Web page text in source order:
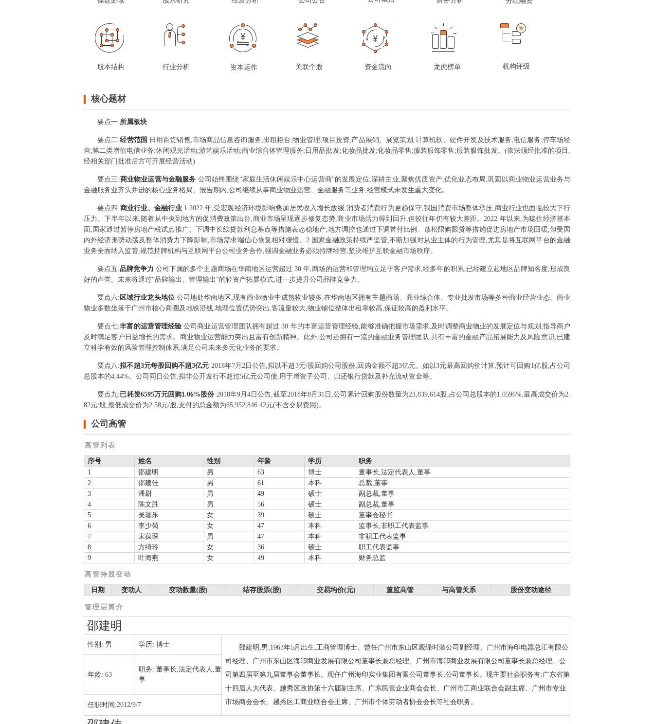
股本结构 行业分析 资本运作 关联个股 资金流向 龙虎榜单 机构评级
核心题材
要点一:所属板块
要点二:经营范围 日用百货销售;市场商品信息咨询服务;出租柜台,物业管理;项目投资,产品展销、展览策划,计算机软、硬件开发及技术服务;电信服务;停车场经
营;第二类增值电信业务;休闲观光活动;游艺娱乐活动;商业综合体管理服务;日用品批发;化妆品批发;化妆品零售;服装服饰零售;服装服饰批发。(依法须经批准的项目,
经相关部门批准后方可开展经营活动)
要点三 :商业物业运营与金融服务 公司始终围绕“家庭生活休闲娱乐中心运营商”的发展定位,深耕主业,聚焦优质资产,优化业态布局,巩固以商业物业运营业务与
金融服务业齐头并进的核心业务格局。报告期内,公司继续从事商业物业运营、金融服务等业务,经营模式未发生重大变化。
要点 四 :商业行业、金融行业 1.2022 年,受宏观经济环境影响叠加居民收入增长放缓,消费者消费行为更趋保守,我国消费市场整体承压,商业行业也面临较大下行
压力。下半年以来,随着从中央到地方的促消费政策出台,商业市场呈现逐步修复态势,商业市场活力得到回升,但较往年仍有较大差距。2022 年以来,为稳住经济基本
面,国家通过暂停房地产税试点推广、下调中长线贷款利息基点等措施表态稳地产,地方调控也通过下调首付比例、放松限购限贷等措施促进房地产市场回暖,但受国
内外经济形势动荡及整体消费力下降影响,市场需求端信心恢复相对缓慢。2.国家金融政策持续严监管,不断加强对从业主体的行为管理,尤其是将互联网平台的金融
业务全面纳入监管,规范持牌机构与互联网平台公司业务合作,强调金融业务必须持牌经营,坚决维护互联金融市场秩序。
要点五:品牌竞争力公司下属的多个主题商场在华南地区运营超过 30 年,商场的运营和管理均立足于客户需求,经多年的积累,已经建立起地区品牌知名度,形成良
好的声誉。未来将通过“品牌输出、管理输出”的轻资产拓展模式,进一步提升公司品牌竞争力。
要点六: 区域行业龙头地位 公司地处华南地区,现有商业物业中成熟物业较多,在华南地区拥有主题商场、商业综合体、专业批发市场等多种商业经营业态。商业
物业多数坐落于广州市核心商圈及地铁沿线,地理位置优势突出,客流量较大,物业铺位整体出租率较高,保证较高的盈利水平。
要点七:丰富的运营管理经验公司商业运营管理团队拥有超过 30 年的丰富运营管理经验,能够准确把握市场需求,及时调整商业物业的发展定位与规划,指导商户
及时满足客户日益增长的需求。商业物业运营能力突出且富有创新精神。此外,公司还拥有一流的金融业务管理团队,具有丰富的金融产品拓展能力及风险意识,已建
立科学有效的风险管理控制体系,满足公司未来多元化业务的要求。
要点 八 :拟不超3元每股回购不超3亿元 2018年7月2日公告,拟以不超3元/股回购公司股份,回购金额不超3亿元。如以3元最高回购价计算,预计可回购1亿股,占公司
总股本的4.44%。公司同日公告,拟非公开发行不超过5亿元公司债,用于增资子公司、归还银行贷款及补充流动资金等。
要点九:已耗资6595万元回购1.06%股份 2018年9月4日公告,截至2018年8月31日,公司累计回购股份数量为23,839,614股,占公司总股本的1.0596%,最高成交价为2.
82元/股,最低成交价为2.58元/股,支付的总金额为65,952,846.42元(不含交易费用)。
公司高管
高管列表
序号 姓名 性别 年龄 学历
职务
1
邵建明 男 63 博士
董事长,法定代表人,董事
2
邵建佳 男 61 本科
总裁,董事
3
潘尉 男 49 硕士
副总裁,董事
4
陈文胜 男 56 硕士
副总裁,董事
5
吴珈乐 女 39 硕士
董事会秘书
6
李少菊 女 47 本科
监事长,非职工代表监事
7
宋葆琛 男 47 本科
非职工代表监事
8
方绮玲 女 36 硕士
职工代表监事
9
叶海燕 女 49 本科 财务总监
高管持股变动
日期 变动人 变动数量(股) 结存股票(股) 交易均价(元) 董监高管 与高管关系 股份变动途径
管理层简介
邵建明
性别: 男 学历: 博士
邵建明,男,1963年5月出生,工商管理博士。曾任广州市东山区观绿时装公司副经理、广州市海印电器总汇有限公
司经理、广州市东山区海印商业发展有限公司董事长兼总经理、广州市海印商业发展有限公司董事长兼总经理、公
司第四届至第九届董事会董事长。现任广州海印实业集团有限公司董事长,公司董事长。现主要社会职务有:广东省第
十四届人大代表、越秀区政协第十六届副主席、广东民营企业商会会长、广州市工商业联合会副主席、广州市专业
市场商会会长、越秀区工商业联合会主席、广州市个体劳动者协会会长等社会职务。
年龄: 63
职务: 董事长,法定代表人,董
事
任职时间:2012/9/7